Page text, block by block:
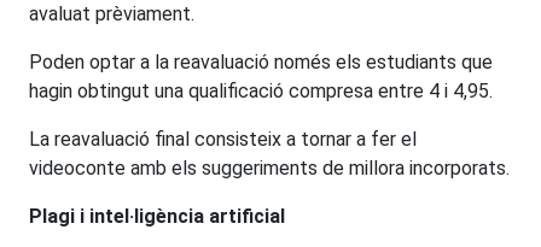
avaluat prèviament.
Poden optar a la reavaluació només els estudiants que
hagin obtingut una qualificació compresa entre 4 i 4,95.
La reavaluació final consisteix a tornar a fer el
videoconte amb els suggeriments de millora incorporats.
Plagi i intel·ligència artificial